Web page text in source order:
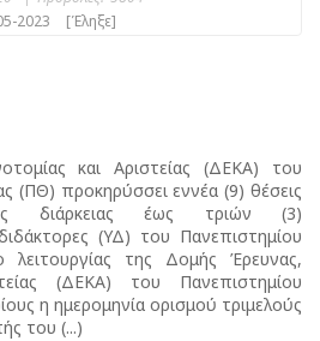
2023 [Έληξε]
και Αριστείας (ΔΕΚΑ) του
(ΠΘ) προκηρύσσει εννέα (9) θέσεις
διάρκειας έως τριών (3)
(ΥΔ) του Πανεπιστημίου
λειτουργίας της Δομής Έρευνας,
(ΔΕΚΑ) του Πανεπιστημίου
η ημερομηνία ορισμού τριμελούς
του (...)